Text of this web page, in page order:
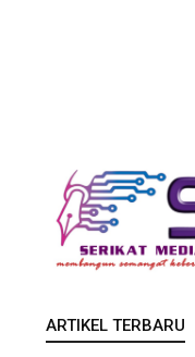
ARTIKEL TERBARU